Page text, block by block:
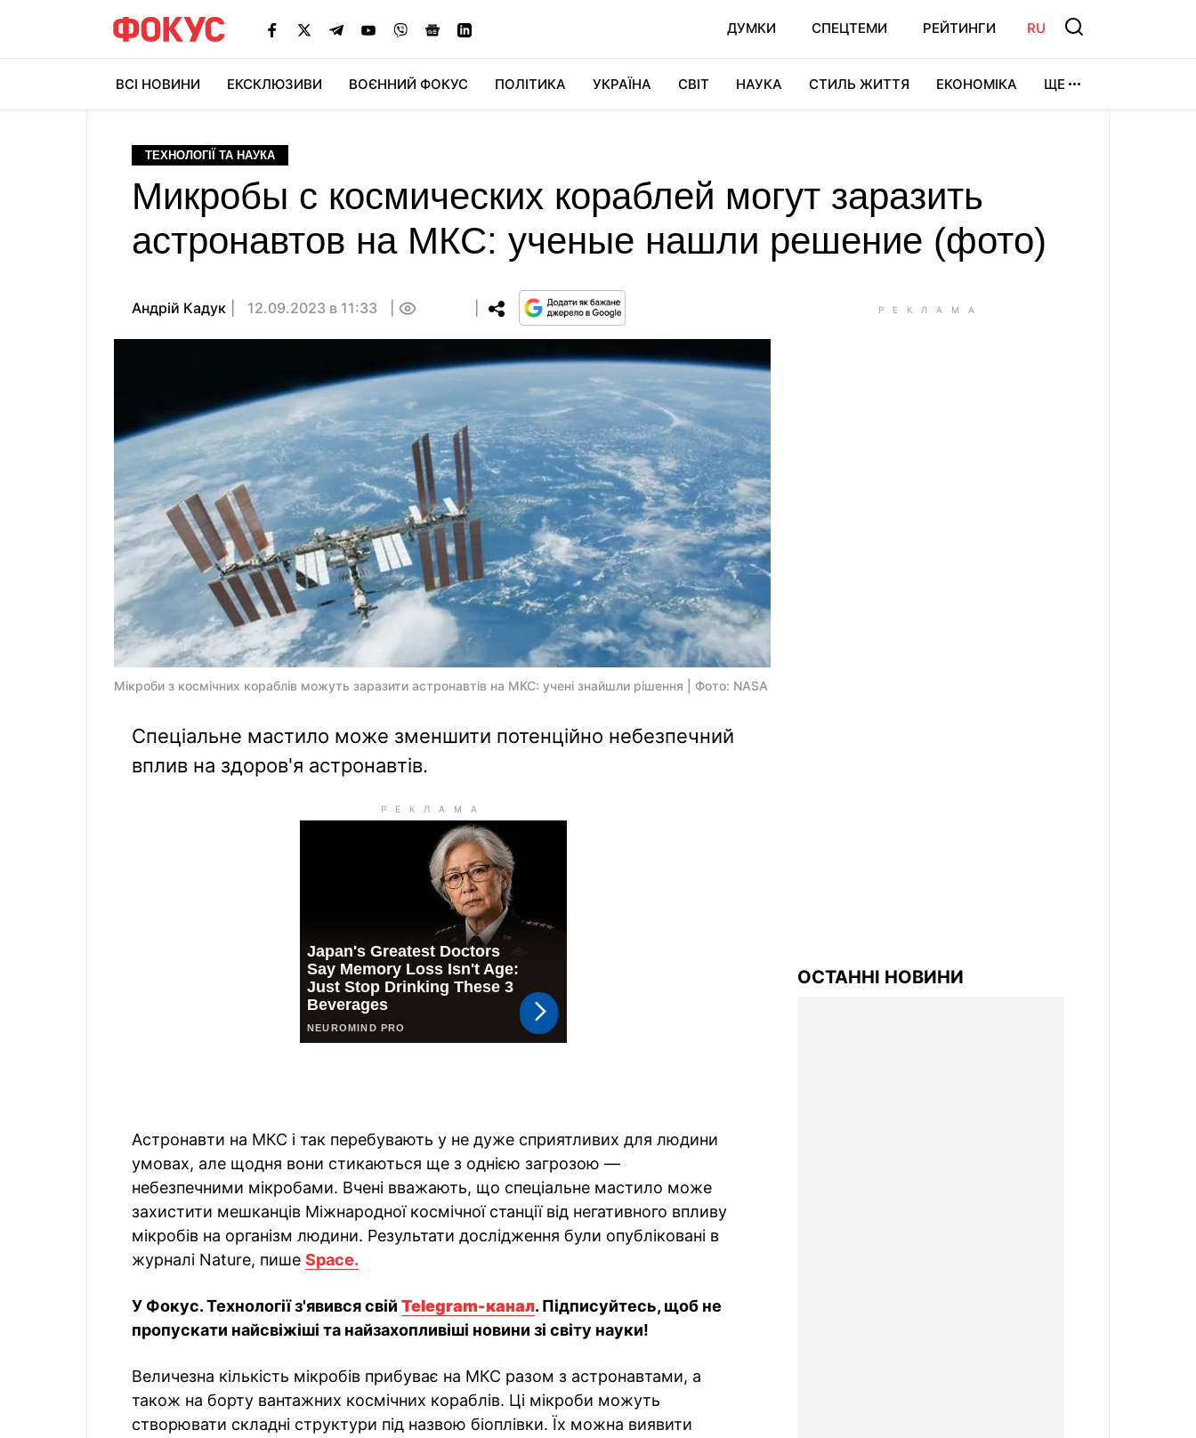
ДУМКИ СПЕЦТЕМИ РЕЙТИНГИ RU
ВСІ НОВИНИ ЕКСКЛЮЗИВИ ВОЄННИЙ ФОКУС ПОЛІТИКА УКРАЇНА СВІТ НАУКА СТИЛЬ ЖИТТЯ ЕКОНОМІКА ЩЕ
ТЕХНОЛОГІЇ ТА НАУКА
Микробы с космических кораблей могут заразить
астронавтов на МКС: ученые нашли решение (фото)
Андрій Кадук 12.09.2023 в 11:33
Мікроби з космічних кораблів можуть заразити астронавтів на МКС: учені знайшли рішення | Фото: NASA
Спеціальне мастило може зменшити потенційно небезпечний
вплив на здоров'я астронавтів.
Астронавти на МКС і так перебувають у не дуже сприятливих для людини
умовах, але щодня вони стикаються ще з однією загрозою —
небезпечними мікробами. Вчені вважають, що спеціальне мастило може
захистити мешканців Міжнародної космічної станції від негативного впливу
мікробів на організм людини. Результати дослідження були опубліковані в
журналі Nature, пише Space.
У Фокус. Технології з'явився свій Telegram-канал. Підписуйтесь, щоб не
пропускати найсвіжіші та найзахопливіші новини зі світу науки!
Величезна кількість мікробів прибуває на МКС разом з астронавтами, а
також на борту вантажних космічних кораблів. Ці мікроби можуть
створювати складні структури під назвою біоплівки. Їх можна виявити
ОСТАННІ НОВИНИ